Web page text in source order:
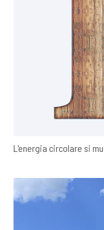
L'energia circolare si